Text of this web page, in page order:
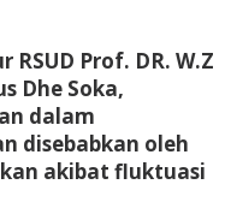
Prof. DR. W.Z
Dhe Soka,
dalam
disebabkan oleh
akibat fluktuasi